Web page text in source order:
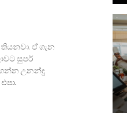
ඒ ගැන
සුපර්
උනන්දු